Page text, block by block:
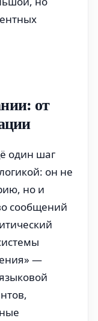
от
один шаг
он не
но и
сообщений
—